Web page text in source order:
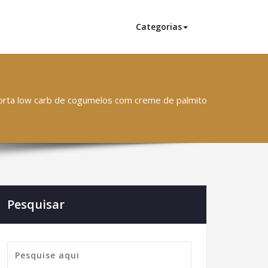
Categorias
low carb de cogumelos com creme de palmito
Pesquisar